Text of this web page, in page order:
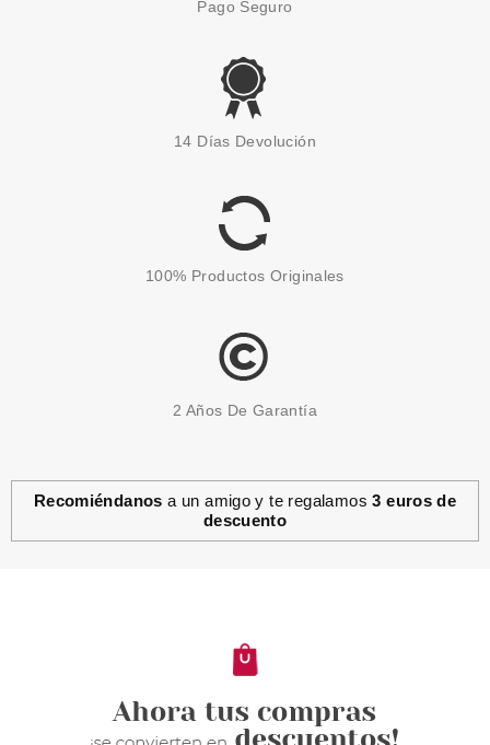
L´OCCITANE EN PROVENCE
HOMME SET REGALO
10.99€
L´OCCITANE EN PROVENCE
15.99€
Pago Seguro
14 Días Devolución
100% Productos Originales
2 Años De Garantía
Recomiéndanos a un amigo y te regalamos3 euros de
descuento